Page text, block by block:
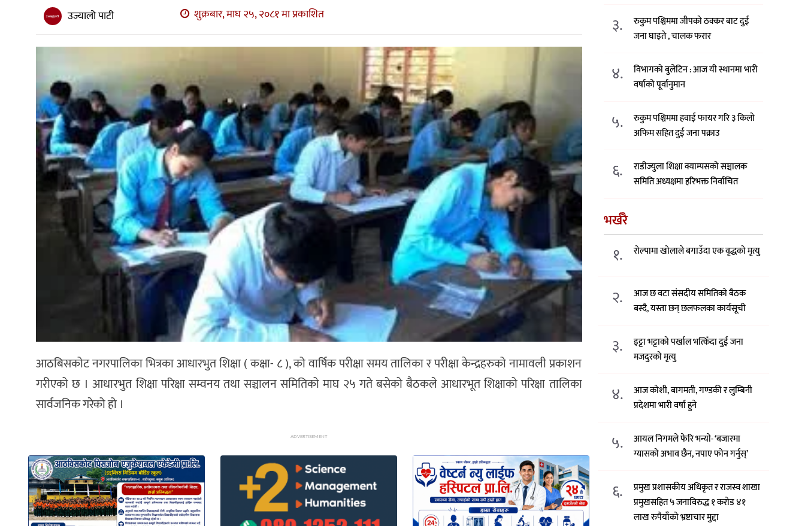
उज्यालो पाटी शुक्रबार, माघ २५, २०८१ मा प्रकाशित
आठबिसकोट नगरपालिका भित्रका आधारभुत शिक्षा ( कक्षा- ८ ), को वार्षिक परीक्षा समय तालिका र परीक्षा केन्द्रहरुको नामावली प्रकाशन
गरीएको छ । आधारभुत शिक्षा परिक्षा सम्वनय तथा सञ्चालन समितिको माघ २५ गते बसेको बैठकले आधारभूत शिक्षाको परिक्षा तालिका
सार्वजनिक गरेको हो ।
ADVERTISEMENT
३.
रुकुम पश्चिममा जीपको ठक्कर बाट दुई
जना घाइते , चालक फरार
४.
विभागको बुलेटिन : आज यी स्थानमा भारी
वर्षाको पूर्वानुमान
५.
रुकुम पश्चिममा हवाई फायर गरि ३ किलो
अफिम सहित दुई जना पक्राउ
६.
राडीज्युला शिक्षा क्याम्पसको सञ्चालक
समिति अध्यक्षमा हरिभक्त निर्वाचित
भर्खरै
१. रोल्पामा खोलाले बगाउँदा एक वृद्धको मृत्यु
२.
आज छ वटा संसदीय समितिको बैठक
बस्दै, यस्ता छन् छलफलका कार्यसूची
३.
इट्टा भट्टाको पर्खाल भत्किँदा दुई जना
मजदुरको मृत्यु
४.
आज कोशी, बागमती, गण्डकी र लुम्बिनी
प्रदेशमा भारी वर्षा हुने
५.
आयल निगमले फेरि भन्याे- ‘बजारमा
ग्यासको अभाव छैन, नपाए फोन गर्नुस्’
६.
प्रमुख प्रशासकीय अधिकृत र राजस्व शाखा
प्रमुखसहित ५ जनाविरुद्ध १ करोड ४१
लाख रुपैयाँको भ्रष्टाचार मुद्दा